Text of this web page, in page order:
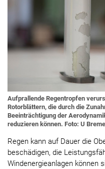
Aufprallende Regentropfen
Rotorblättern, die durch die
Beeinträchtigung der
reduzieren können. Foto: U
Regen kann auf Dauer die
beschädigen, die
Windenergieanlagen können